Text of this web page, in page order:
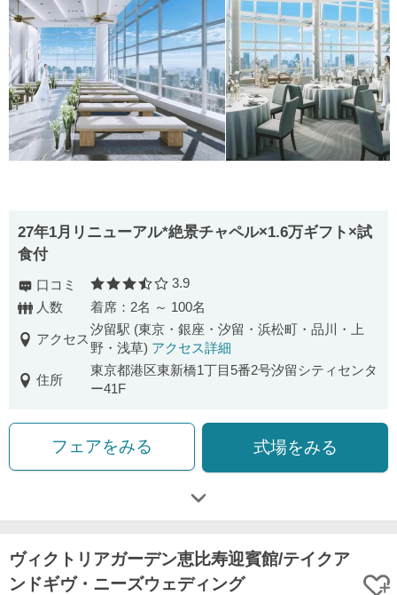
27年1月リニューアル*絶景チャペル×1.6万ギフト×試
食付
口コミ 口コミ評価
3.9
人数
着席：2名 ～ 100名
アクセス
汐留駅 (東京・銀座・汐留・浜松町・品川・上
野・浅草) アクセス詳細
住所
東京都港区東新橋1丁目5番2号汐留シティセンタ
ー41F
フェアをみる 式場をみる
ヴィクトリアガーデン恵比寿迎賓館/テイクア
ンドギヴ・ニーズウェディング